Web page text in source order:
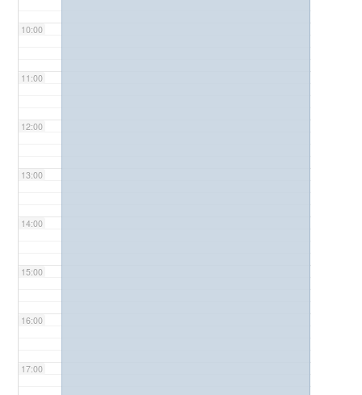
10:00
11:00
12:00
13:00
14:00
15:00
16:00
17:00